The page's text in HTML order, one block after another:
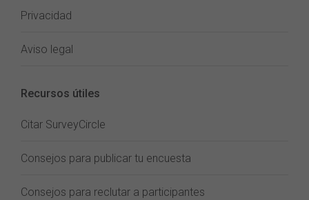
Privacidad
Aviso legal
Recursos útiles
Citar SurveyCircle
Consejos para publicar tu encuesta
Consejos para reclutar a participantes